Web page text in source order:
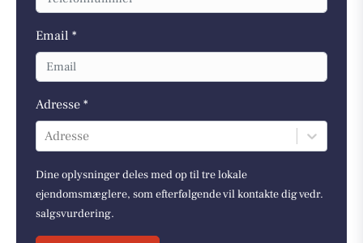
Email *
Adresse *
Adresse
Dine oplysninger deles med op til tre lokale
ejendomsmæglere, som efterfølgende vil kontakte dig vedr.
salgsvurdering.